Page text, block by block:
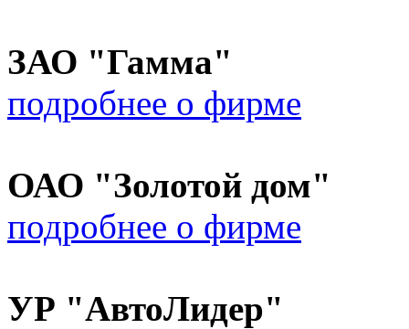
ЗАО "Гамма"
подробнее о фирме
ОАО "Золотой дом"
подробнее о фирме
УР "АвтоЛидер"